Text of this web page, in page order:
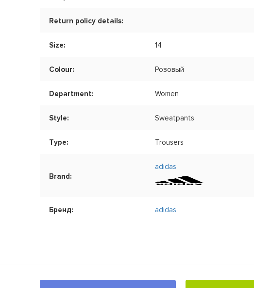
Return policy details:
Size: 14
Colour: Розовый
Department: Women
Style: Sweatpants
Type: Trousers
Brand:
adidas
Бренд: adidas